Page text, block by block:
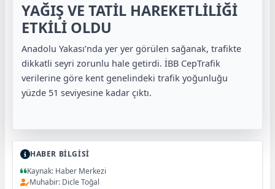
YAĞIŞ VE TATİL HAREKETLİLİĞİ
ETKİLİ OLDU
Anadolu Yakası’nda yer yer görülen sağanak, trafikte
dikkatli seyri zorunlu hale getirdi. İBB CepTrafik
verilerine göre kent genelindeki trafik yoğunluğu
yüzde 51 seviyesine kadar çıktı.
HABER BİLGİSİ
Kaynak: Haber Merkezi
Muhabir: Dicle Toğal